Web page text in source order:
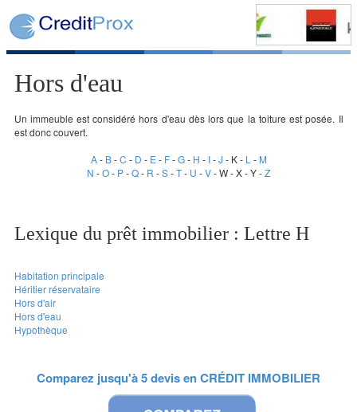
Hors d'eau
Un immeuble est considéré hors d'eau dès lors que la toiture est posée. Il
est donc couvert.
A- B-C - D - E - F-G- H - I-J - K - L - M
N -O- P-Q- R -S-T- U -V- W - X - Y -Z
Lexique du prêt immobilier : Lettre H
Habitation principale
Héritier réservataire
Hors d'air
Hors d'eau
Hypothèque
Comparez jusqu'à 5 devis enCRÉDIT IMMOBILIER